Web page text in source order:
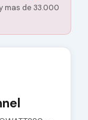
mas de 33.000